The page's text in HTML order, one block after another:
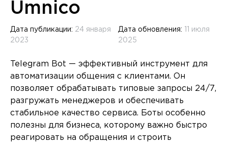
Umnico
Дата публикации: 24 января
2023
Дата обновления:
11 июля
2025
Telegram Bot — эффективный инструмент для
автоматизации общения с клиентами. Он
позволяет обрабатывать типовые запросы 24/7,
разгружать менеджеров и обеспечивать
стабильное качество сервиса. Боты особенно
полезны для бизнеса, которому важно быстро
реагировать на обращения и строить